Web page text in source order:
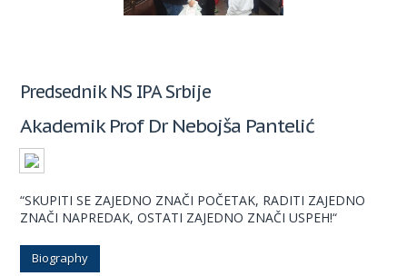
Predsednik NS IPA Srbije
Akademik Prof Dr Nebojša Pantelić
“SKUPITI SE ZAJEDNO ZNAČI POČETAK, RADITI ZAJEDNO
ZNAČI NAPREDAK, OSTATI ZAJEDNO ZNAČI USPEH!“
Biography